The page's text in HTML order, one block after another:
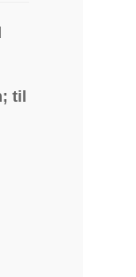
til